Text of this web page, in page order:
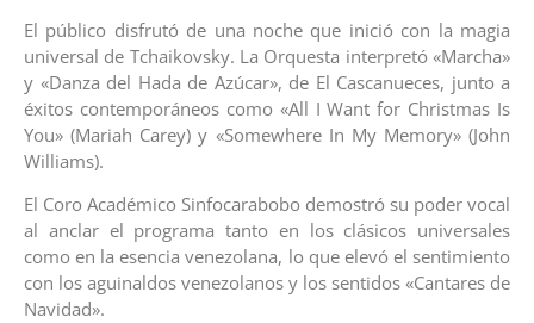
El público disfrutó de una noche que inició con la magia
universal de Tchaikovsky. La Orquesta interpretó «Marcha»
y «Danza del Hada de Azúcar», de El Cascanueces, junto a
éxitos contemporáneos como «All I Want for Christmas Is
You» (Mariah Carey) y «Somewhere In My Memory» (John
Williams).
El Coro Académico Sinfocarabobo demostró su poder vocal
al anclar el programa tanto en los clásicos universales
como en la esencia venezolana, lo que elevó el sentimiento
con los aguinaldos venezolanos y los sentidos «Cantares de
Navidad».